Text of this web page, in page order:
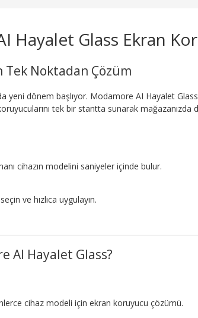
Hayalet Glass Ekran
Tek Noktadan Çözüm
yeni dönem başlıyor. Modamore AI Hayalet
tek bir stantta sunarak mağazanızda
cihazın modelini saniyeler içinde bulur.
ve hızlıca uygulayın.
AI Hayalet Glass?
cihaz modeli için ekran koruyucu çözümü.